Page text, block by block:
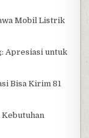
Mobil Listrik
Apresiasi untuk
Bisa Kirim 81